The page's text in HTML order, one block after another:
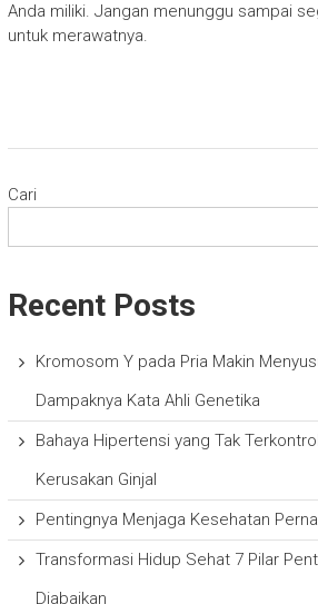
Anda miliki. Jangan menunggu sampai
untuk merawatnya.
Cari
Recent Posts
Kromosom Y pada Pria Makin
Dampaknya Kata Ahli Genetika
Bahaya Hipertensi yang Tak
Kerusakan Ginjal
Pentingnya Menjaga Kesehatan
Transformasi Hidup Sehat 7 Pilar
Diabaikan